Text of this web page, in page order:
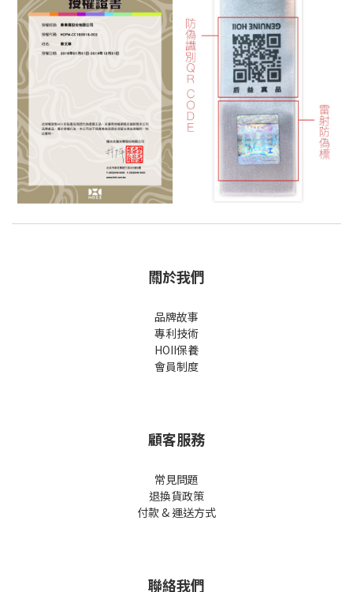
關於我們
品牌故事
專利技術
HOII保養
會員制度
顧客服務
常見問題
退換貨政策
付款 & 運送方式
聯絡我們